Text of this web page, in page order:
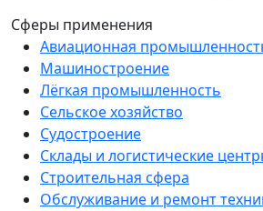
Сферы применения
Авиационная
Машиностроение
Лёгкая промышленность
Сельское хозяйство
Судостроение
Склады и логистические
Строительная сфера
Обслуживание и ремонт